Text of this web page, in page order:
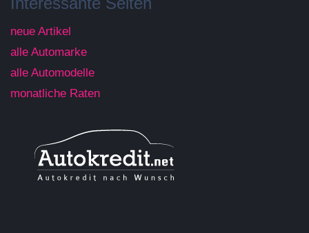
neue Artikel
alle Automarke
alle Automodelle
monatliche Raten